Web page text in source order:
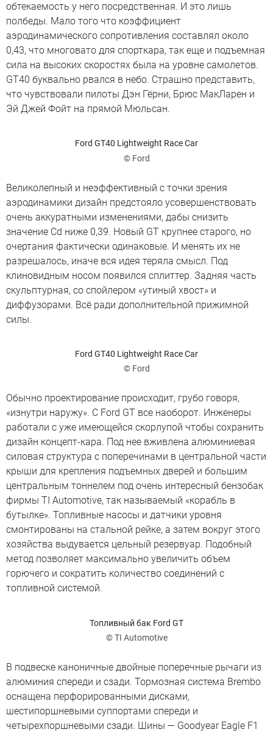
обтекаемость у него посредственная. И это лишь
полбеды. Мало того что коэффициент
аэродинамического сопротивления составлял около
0,43, что многовато для спорткара, так еще и подъемная
сила на высоких скоростях была на уровне самолетов.
GT40 буквально рвался в небо. Страшно представить,
что чувствовали пилоты Дэн Гёрни, Брюс МакЛарен и
Эй Джей Фойт на прямой Мюльсан.
Ford GT40 Lightweight Race Car
© Ford
Великолепный и неэффективный с точки зрения
аэродинамики дизайн предстояло усовершенствовать
очень аккуратными изменениями, дабы снизить
значение Cd ниже 0,39. Новый GT крупнее старого, но
очертания фактически одинаковые. И менять их не
разрешалось, иначе вся идея теряла смысл. Под
клиновидным носом появился сплиттер. Задняя часть
скульптурная, со спойлером «утиный хвост» и
диффузорами. Всё ради дополнительной прижимной
силы.
Ford GT40 Lightweight Race Car
© Ford
Обычно проектирование происходит, грубо говоря,
«изнутри наружу». С Ford GT все наоборот. Инженеры
работали с уже имеющейся скорлупой чтобы сохранить
дизайн концепт-кара. Под нее вживлена алюминиевая
силовая структура с поперечинами в центральной части
крыши для крепления подъемных дверей и большим
центральным тоннелем под очень интересный бензобак
фирмы TI Automotive, так называемый «корабль в
бутылке». Топливные насосы и датчики уровня
смонтированы на стальной рейке, а затем вокруг этого
хозяйства выдувается цельный резервуар. Подобный
метод позволяет максимально увеличить объем
горючего и сократить количество соединений с
топливной системой.
Топливный бак Ford GT
© TI Automotive
В подвеске каноничные двойные поперечные рычаги из
алюминия спереди и сзади. Тормозная система Brembo
оснащена перфорированными дисками,
шестипоршневыми суппортами спереди и
четырехпоршневыми сзади. Шины — Goodyear Eagle F1